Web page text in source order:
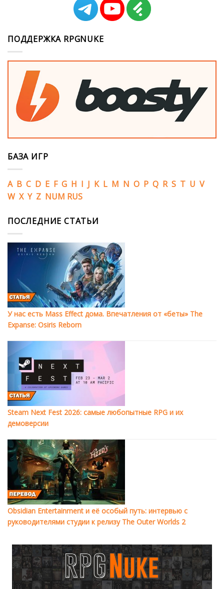
ПОДДЕРЖКА RPGNUKE
БАЗА ИГР
A B C D E F G H I J K L M N O P Q R S T U V
W X Y Z NUM RUS
ПОСЛЕДНИЕ СТАТЬИ
У нас есть Mass Effect дома. Впечатления от «беты» The
Expanse: Osiris Reborn
Steam Next Fest 2026: самые любопытные RPG и их
демоверсии
Obsidian Entertainment и её особый путь: интервью с
руководителями студии к релизу The Outer Worlds 2